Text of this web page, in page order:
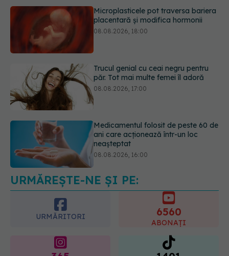
Trucul genial cu ceai negru pentru
păr. Tot mai multe femei îl adoră
Medicamentul folosit de peste 60 de
ani care acționează într-un loc
neașteptat
Transpirații nocturne: semnul ignorat
care poate ascunde probleme
serioase de sănătate
URMĂREȘTE-NE ȘI PE:
URMĂRITORI 6560
ABONAȚI